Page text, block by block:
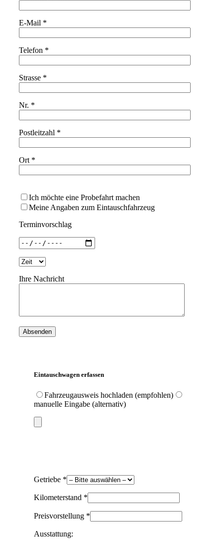
E-Mail *
Telefon *
Strasse *
Nr. *
Postleitzahl *
Ort *
Ich möchte eine Probefahrt machen
Meine Angaben zum Eintauschfahrzeug
Terminvorschlag
Ihre Nachricht
Eintauschwagen erfassen
Fahrzeugausweis hochladen (empfohlen)
manuelle Eingabe (alternativ)
Getriebe *
Kilometerstand *
Preisvorstellung *
Ausstattung: